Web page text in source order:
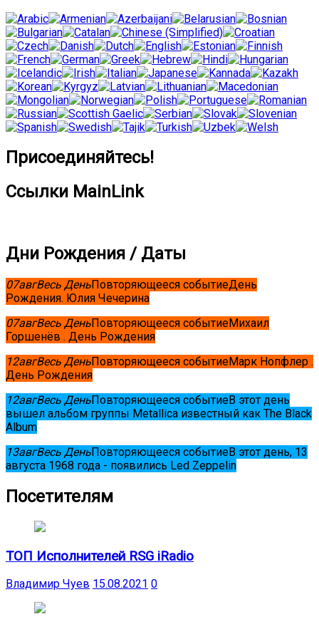
Присоединяйтесь!
Ссылки MainLink
Дни Рождения / Даты
07авгВесь ДеньПовторяющееся событиеДень
Рождения. Юлия Чечерина
07авгВесь ДеньПовторяющееся событиеМихаил
Горшенёв . День Рождения
12авгВесь ДеньПовторяющееся событиеМарк Нопфлер .
День Рождения
12авгВесь ДеньПовторяющееся событиеВ этот день
вышел альбом группы Metallica известный как The Black
Album
13авгВесь ДеньПовторяющееся событиеВ этот день, 13
августа 1968 года - появились Led Zeppelin
Посетителям
ТОП Исполнителей RSG iRadio
Владимир Чуев 15.08.2021 0